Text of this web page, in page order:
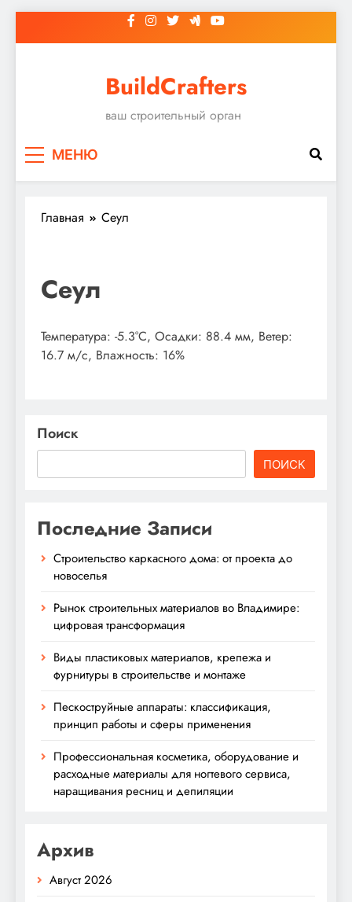
к
BuildCrafters
ваш строительный орган
МЕНЮ
Главная Сеул
Сеул
Температура: -5.3°C, Осадки: 88.4 мм, Ветер:
16.7 м/с, Влажность: 16%
Поиск
ПОИСК
Последние Записи
Строительство каркасного дома: от проекта до
новоселья
Рынок строительных материалов во Владимире:
цифровая трансформация
Виды пластиковых материалов, крепежа и
фурнитуры в строительстве и монтаже
Пескоструйные аппараты: классификация,
принцип работы и сферы применения
Профессиональная косметика, оборудование и
расходные материалы для ногтевого сервиса,
наращивания ресниц и депиляции
Архив
Август 2026